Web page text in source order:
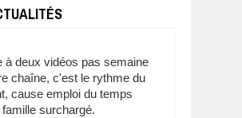
à deux vidéos pas semaine
chaîne, c'est le rythme du
cause emploi du temps
surchargé.